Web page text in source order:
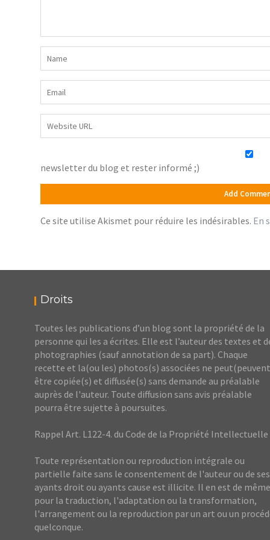
newsletter du blog et rester informé ;)
Ce site utilise Akismet pour réduire les indésirables. En
Droits
Toutes les publications d’un blog sont la propriété de la
personne qui les a écrites. Elle est l’auteur des textes et
photographies (sauf annotation de sa part). Chaque
recette et la(ou les) photos(s) associées ne
être copiée(s) et diffusée(s) sans demande au préalable
auprès de l'auteur. Toute diffusion sans avis préalable
pourra être sujette à poursuites.
Rappel Art. L122-4. du Code de la Propriété Intellectuelle
Toute représentation ou reproduction intégrale ou
partielle faite sans le consentement de l'auteur ou de ses
ayants droit ou ayants cause est illicite. Il en est de même
pour la traduction, l'adaptation ou la transformation,
l'arrangement ou la reproduction par un art ou un
quelconque.